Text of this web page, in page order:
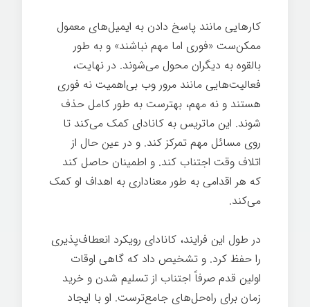
کارهایی مانند پاسخ دادن به ایمیل‌های معمول
ممکن‌ست «فوری اما مهم نباشند» و به طور
بالقوه به دیگران محول می‌شوند. در نهایت،
فعالیت‌هایی مانند مرور وب بی‌اهمیت نه فوری
هستند و نه مهم، بهترست به طور کامل حذف
شوند. این ماتریس به کانادای کمک می‌کند تا
روی مسائل مهم تمرکز کند. و در عین حال از
اتلاف وقت اجتناب کند. و اطمینان حاصل کند
که هر اقدامی به طور معناداری به اهداف او کمک
می‌کند.
در طول این فرایند، کانادای رویکرد انعطاف‌پذیری
را حفظ کرد. و تشخیص داد که گاهی اوقات
اولین قدم صرفاً اجتناب از تسلیم شدن و خرید
زمان برای راه‌حل‌های جامع‌ترست. او با ایجاد